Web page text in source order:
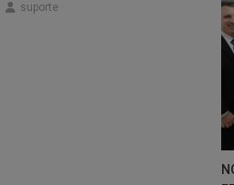
suporte